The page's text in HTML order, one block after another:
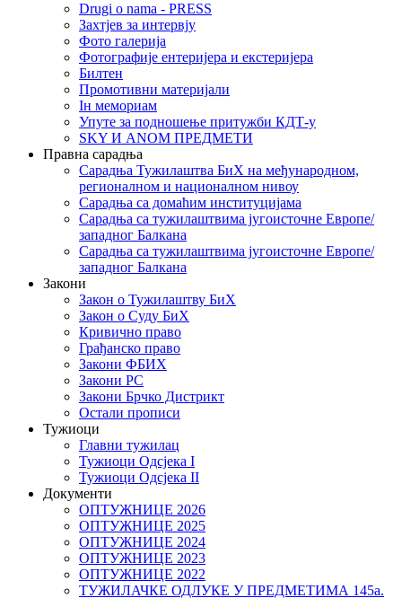
Drugi o nama - PRESS
Захтјев за интервју
Фото галерија
Фотографије ентеријера и екстеријера
Билтен
Промотивни материјали
Iн мемориам
Упуте за подношење притужби КДТ-у
SKY И ANOM ПРЕДМЕТИ
Правна сарадња
Сарадња Тужилаштва БиХ на међународном,
регионалном и националном нивоу
Сарадња са домаћим институцијама
Сарадња са тужилаштвима југоисточне Европе/
западног Балкана
Сарадња са тужилаштвима југоисточне Европе/
западног Балкана
Закони
Закон о Тужилаштву БиХ
Закон о Суду БиХ
Кривично право
Грађанско право
Закони ФБИХ
Закони РС
Закони Брчко Дистрикт
Остали прописи
Тужиоци
Главни тужилац
Тужиоци Oдсјекa I
Тужиоци Oдсјекa II
Документи
ОПТУЖНИЦЕ 2026
ОПТУЖНИЦЕ 2025
ОПТУЖНИЦЕ 2024
ОПТУЖНИЦЕ 2023
ОПТУЖНИЦЕ 2022
ТУЖИЛАЧКЕ ОДЛУКЕ У ПРЕДМЕТИМА 145а.